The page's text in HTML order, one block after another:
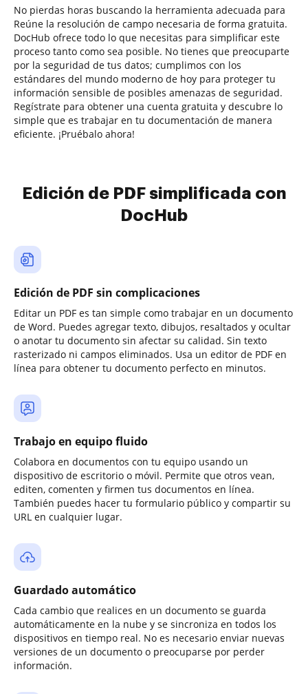
No pierdas horas buscando la herramienta adecuada para
Reúne la resolución de campo necesaria de forma gratuita.
DocHub ofrece todo lo que necesitas para simplificar este
proceso tanto como sea posible. No tienes que preocuparte
por la seguridad de tus datos; cumplimos con los
estándares del mundo moderno de hoy para proteger tu
información sensible de posibles amenazas de seguridad.
Regístrate para obtener una cuenta gratuita y descubre lo
simple que es trabajar en tu documentación de manera
eficiente. ¡Pruébalo ahora!
Edición de PDF simplificada con
DocHub
Edición de PDF sin complicaciones
Editar un PDF es tan simple como trabajar en un documento
de Word. Puedes agregar texto, dibujos, resaltados y ocultar
o anotar tu documento sin afectar su calidad. Sin texto
rasterizado ni campos eliminados. Usa un editor de PDF en
línea para obtener tu documento perfecto en minutos.
Trabajo en equipo fluido
Colabora en documentos con tu equipo usando un
dispositivo de escritorio o móvil. Permite que otros vean,
editen, comenten y firmen tus documentos en línea.
También puedes hacer tu formulario público y compartir su
URL en cualquier lugar.
Guardado automático
Cada cambio que realices en un documento se guarda
automáticamente en la nube y se sincroniza en todos los
dispositivos en tiempo real. No es necesario enviar nuevas
versiones de un documento o preocuparse por perder
información.